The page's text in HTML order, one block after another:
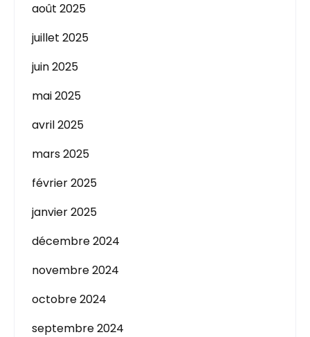
août 2025
juillet 2025
juin 2025
mai 2025
avril 2025
mars 2025
février 2025
janvier 2025
décembre 2024
novembre 2024
octobre 2024
septembre 2024